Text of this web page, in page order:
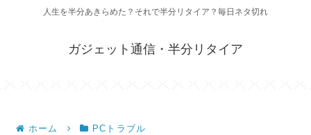
人生を半分あきらめた？それで半分リタイア？毎日ネタ切れ
ガジェット通信・半分リタイア
ホーム PCトラブル